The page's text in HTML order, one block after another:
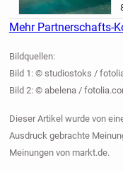
Mehr Partnerschafts-
Bildquellen:
Bild 1: © studiostoks /
Bild 2: © abelena /
Dieser Artikel wurde von
Ausdruck gebrachte
Meinungen von markt.de.